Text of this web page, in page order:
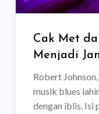
Cak Met
Menjadi
Robert
musik blues
dengan iblis. Isi